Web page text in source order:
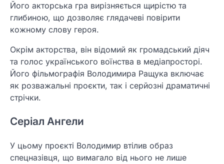
Його акторська гра вирізняється щирістю та
глибиною, що дозволяє глядачеві повірити
кожному слову героя.
Окрім акторства, він відомий як громадський діяч
та голос українського воїнства в медіапросторі.
Його фільмографія Володимира Ращука включає
як розважальні проєкти, так і серйозні драматичні
стрічки.
Серіал Ангели
У цьому проєкті Володимир втілив образ
спецназівця, що вимагало від нього не лише